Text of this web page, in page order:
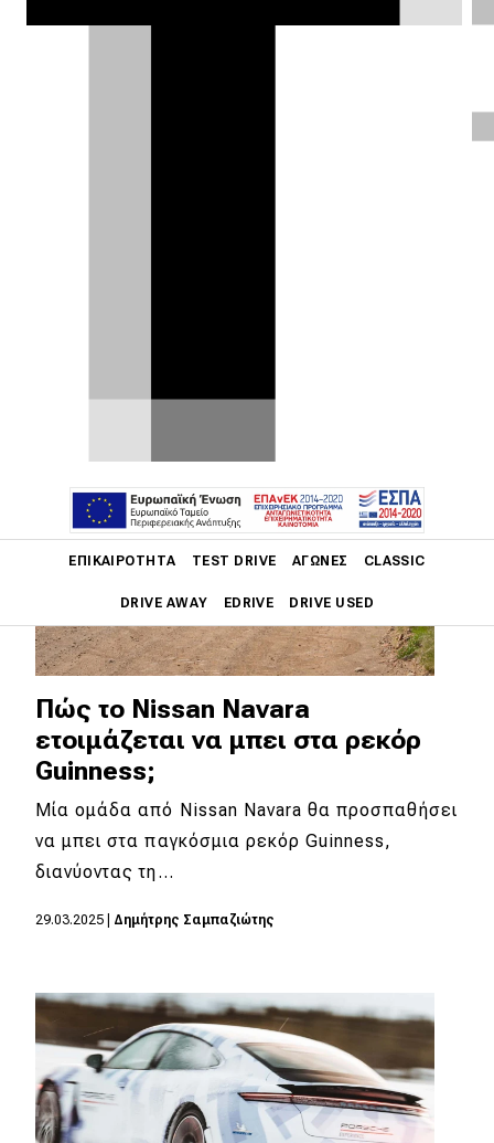
ΕΠΙΚΑΙΡΌΤΗΤΑ TEST DRIVE ΑΓΏΝΕΣ CLASSIC
DRIVE AWAY EDRIVE DRIVE USED
Main navigation
Επικαιρότητα
Νέα μοντέλα
Πρωτότυπα
Ελλάδα
Κόσμος
Απόψεις
Test Drive
Πώς τo Nissan Navara
ετοιμάζεται να μπει στα ρεκόρ
Guinness;
Μία ομάδα από Nissan Navara θα προσπαθήσει
να μπει στα παγκόσμια ρεκόρ Guinness,
διανύοντας τη…
29.03.2025 Δημήτρης Σαμπαζιώτης